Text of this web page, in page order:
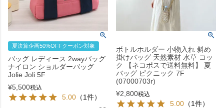
夏決算企画50%OFFクーポン対象
バッグ レディース 2wayバッグ
ナイロン ショルダーバッグ
Jolie Joli 5F
¥5,500税込
5.00 （1件）
ボトルホルダー 小物入れ 斜め
掛けバッグ 天然素材 水草 コッ
ク 【ネコポスで送料無料】 夏
バッグ ピクニック 7F
(07000703r)
¥2,800税込
5.00 （1件）